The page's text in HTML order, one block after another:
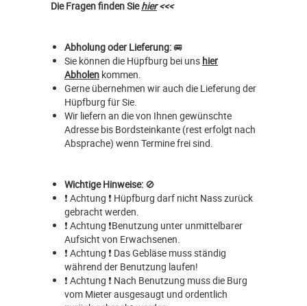
Die Fragen finden Siehier<<<
Abholung oder Lieferung:🚐
Sie können die Hüpfburg bei uns hier
Abholen kommen.
Gerne übernehmen wir auch die Lieferung der
Hüpfburg für Sie.
Wir liefern an die von Ihnen gewünschte
Adresse bis Bordsteinkante (rest erfolgt nach
Absprache) wenn Termine frei sind.
Wichtige Hinweise: 🚫
❗ Achtung ❗ Hüpfburg darf nicht Nass zurück
gebracht werden.
❗ Achtung ❗Benutzung unter unmittelbarer
Aufsicht von Erwachsenen.
❗ Achtung ❗ Das Gebläse muss ständig
während der Benutzung laufen!
❗ Achtung ❗ Nach Benutzung muss die Burg
vom Mieter ausgesaugt und ordentlich